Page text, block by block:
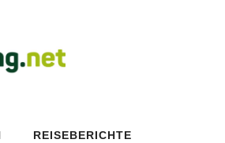
REISEBERICHTE